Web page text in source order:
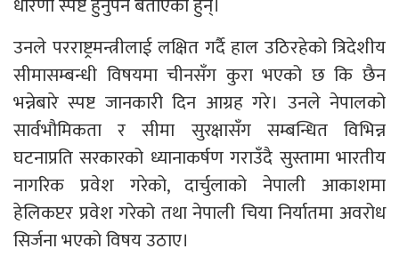
उनले परराष्ट्रमन्त्रीलाई लक्षित गर्दै हाल उठिरहेको त्रिदेशीय
सीमासम्बन्धी विषयमा चीनसँग कुरा भएको छ कि छैन
भन्नेबारे स्पष्ट जानकारी दिन आग्रह गरे। उनले नेपालको
सार्वभौमिकता र सीमा सुरक्षासँग सम्बन्धित विभिन्न
घटनाप्रति सरकारको ध्यानाकर्षण गराउँदै सुस्तामा भारतीय
नागरिक प्रवेश गरेको, दार्चुलाको नेपाली आकाशमा
हेलिकप्टर प्रवेश गरेको तथा नेपाली चिया निर्यातमा अवरोध
सिर्जना भएको विषय उठाए।